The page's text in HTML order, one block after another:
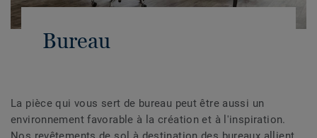
Bureau
La pièce qui vous sert de bureau peut être aussi un
environnement favorable à la création et à l'inspiration.